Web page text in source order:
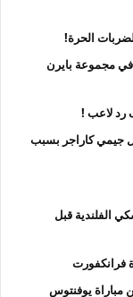
الحرة!
في مجموعة بايرن
رد لاعب !
جيمي كاراجر بسبب
الفلندية قبل
يوفنتوس